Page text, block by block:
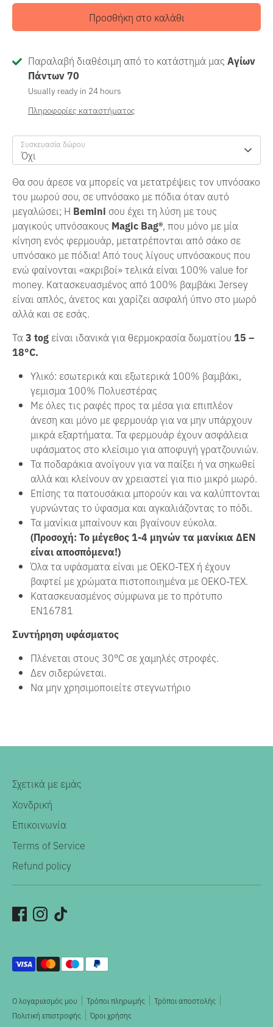
Προσθήκη στο καλάθι
Παραλαβή διαθέσιμη από το κατάστημά μας Αγίων
Πάντων 70
Usually ready in 24 hours
Πληροφορίες καταστήματος
Συσκευασία δώρου
Όχι
Θα σου άρεσε να μπορείς να μετατρέψεις τον υπνόσακο
του μωρού σου, σε υπνόσακο με πόδια όταν αυτό
μεγαλώσει; Η Bemini σου έχει τη λύση με τους
μαγικούς υπνόσακους Magic Bag®, που μόνο με μία
κίνηση ενός φερμουάρ, μετατρέπονται από σάκο σε
υπνόσακο με πόδια! Από τους λίγους υπνόσακους που
ενώ φαίνονται «ακριβοί» τελικά είναι 100% value for
money. Κατασκευασμένος από 100% βαμβάκι Jersey
είναι απλός, άνετος και χαρίζει ασφαλή ύπνο στο μωρό
αλλά και σε εσάς.
Τα3 tog είναι ιδανικά για θερμοκρασία δωματίου 15 –
18°C.
Υλικό: εσωτερικά και εξωτερικά 100% βαμβάκι,
γεμισμα 100% Πολυεστέρας
Με όλες τις ραφές προς τα μέσα για επιπλέον
άνεση και μόνο με φερμουάρ για να μην υπάρχουν
μικρά εξαρτήματα. Τα φερμουάρ έχουν ασφάλεια
υφάσματος στο κλείσιμο για αποφυγή γρατζουνιών.
Τα ποδαράκια ανοίγουν για να παίξει ή να σηκωθεί
αλλά και κλείνουν αν χρειαστεί για πιο μικρό μωρό.
Επίσης τα πατουσάκια μπορούν και να καλύπτονται
γυρνώντας το ύφασμα και αγκαλιάζοντας το πόδι.
Τα μανίκια μπαίνουν και βγαίνουν εύκολα.
(Προσοχή: Το μέγεθος 1-4 μηνών τα μανίκια ΔΕΝ
είναι αποσπόμενα!)
Όλα τα υφάσματα είναι με OEKO-TEX ή έχουν
βαφτεί με χρώματα πιστοποιημένα με OEKO-TEX.
Κατασκευασμένος σύμφωνα με το πρότυπο
EN16781
Συντήρηση υφάσματος
Πλένεται στους 30°C σε χαμηλές στροφές.
Δεν σιδερώνεται.
Να μην χρησιμοποιείτε στεγνωτήριο
Σχετικά με εμάς
Χονδρική
Επικοινωνία
Terms of Service
Refund policy
Ο λογαριασμός μου Τρόποι πληρωμής
Τρόποι αποστολής
Πολιτική επιστροφής
Όροι χρήσης
Αποδεκτοί
τρόποι